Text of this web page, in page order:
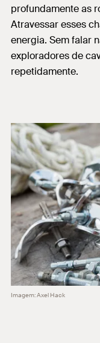
profundamente as
Atravessar esses
energia. Sem falar
exploradores de
repetidamente.
Imagem: Axel Hack